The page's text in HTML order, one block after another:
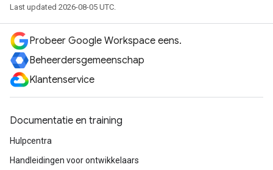
Last updated 2026-08-05 UTC.
Probeer Google Workspace eens.
Beheerdersgemeenschap
Klantenservice
Documentatie en training
Hulpcentra
Handleidingen voor ontwikkelaars